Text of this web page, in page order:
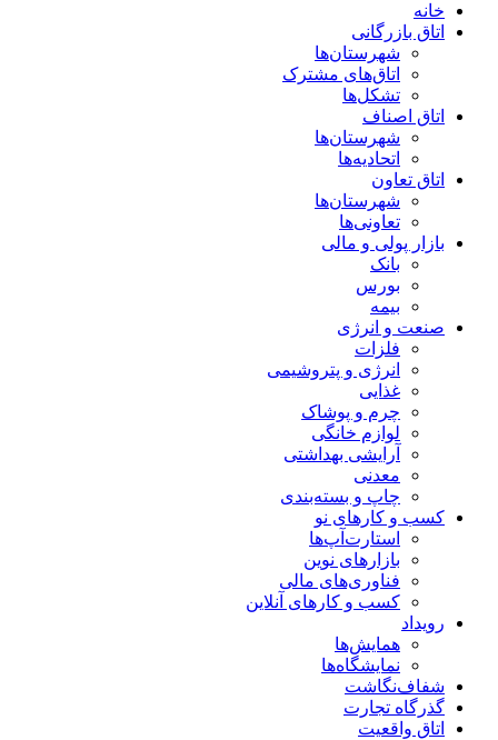
خانه
اتاق بازرگانی
شهرستان‌ها
اتاق‌های مشترک
تشکل‌ها
اتاق اصناف
شهرستان‌ها
اتحادیه‌ها
اتاق تعاون
شهرستان‌ها
تعاونی‌ها
بازار پولی و مالی
بانک
بورس
بیمه
صنعت و انرژی
فلزات
انرژی و پتروشیمی
غذایی
چرم و پوشاک
لوازم خانگی
آرایشی بهداشتی
معدنی
چاپ و بسته‌بندی
کسب و کارهای نو
استارت‌آپ‌ها
بازارهای نوین
فناوری‌های مالی
کسب و کارهای آنلاین
رویداد
همایش‌ها
نمایشگاه‌ها
شفاف‌نگاشت
گذرگاه تجارت
اتاق واقعیت